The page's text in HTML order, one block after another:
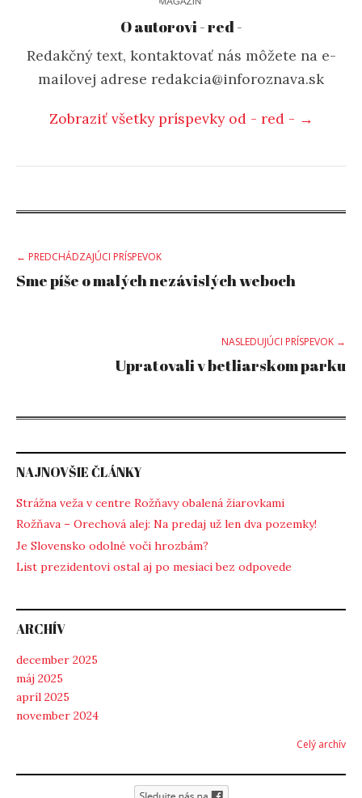
O autorovi - red -
Redakčný text, kontaktovať nás môžete na e-
mailovej adrese redakcia@inforoznava.sk
Zobraziť všetky príspevky od - red - →
Post
← PREDCHÁDZAJÚCI PRÍSPEVOK
Sme píše o malých nezávislých weboch
NASLEDUJÚCI PRÍSPEVOK →
Upratovali v betliarskom parku
NAJNOVŠIE ČLÁNKY
Strážna veža v centre Rožňavy obalená žiarovkami
Rožňava – Orechová alej: Na predaj už len dva pozemky!
Je Slovensko odolné voči hrozbám?
List prezidentovi ostal aj po mesiaci bez odpovede
ARCHÍV
december 2025
máj 2025
apríl 2025
november 2024
Celý archív